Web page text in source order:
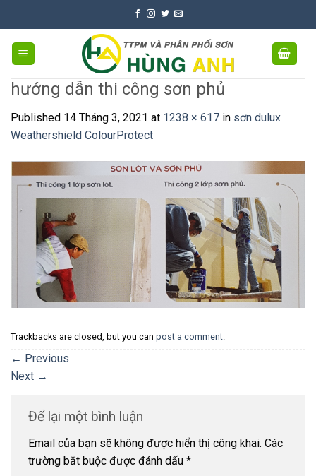
to
content
hướng dẫn thi công sơn phủ
Published 14 Tháng 3, 2021 at 1238 × 617 in sơn dulux
Weathershield ColourProtect
Trackbacks are closed, but you can post a comment
← Previous
Next →
Để lại một bình luận
Email của bạn sẽ không được hiển thị công khai. Các
trường bắt buộc được đánh dấu *